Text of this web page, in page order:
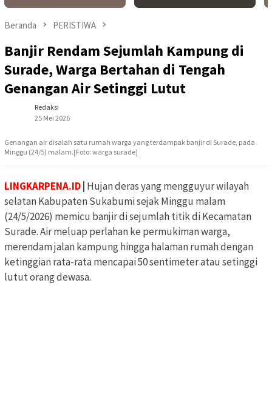
Beranda PERISTIWA
Banjir Rendam Sejumlah Kampung di
Surade, Warga Bertahan di Tengah
Genangan Air Setinggi Lutut
Redaksi
25 Mei 2026
Genangan air disalah satu rumah warga yang terdampak banjir di Surade, pada
Minggu (24/5) malam.[Foto: warga surade]
LINGKARPENA.ID Hujan deras yang mengguyur wilayah
selatan Kabupaten Sukabumi sejak Minggu malam
(24/5/2026) memicu banjir di sejumlah titik di Kecamatan
Surade. Air meluap perlahan ke permukiman warga,
merendam jalan kampung hingga halaman rumah dengan
ketinggian rata-rata mencapai 50 sentimeter atau setinggi
lutut orang dewasa.